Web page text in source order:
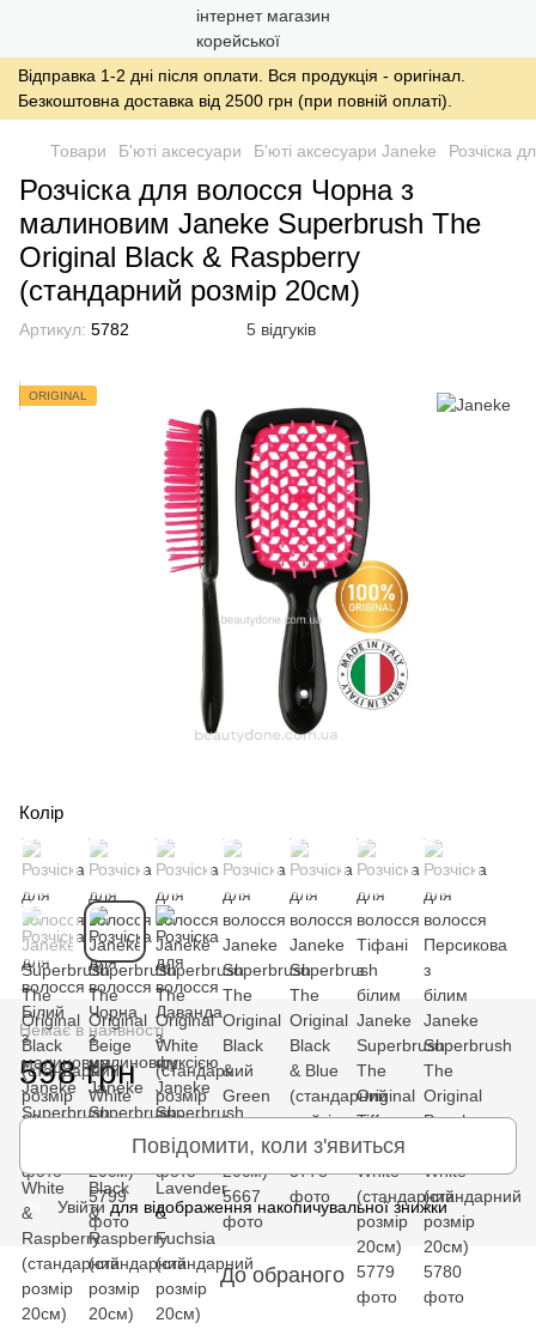
Відправка 1-2 дні після оплати. Вся продукція - оригінал.
Безкоштовна доставка від 2500 грн (при повній оплаті).
Товари Б'юті аксесуари Б'юті аксесуари Janeke Розчіска
Розчіска для волосся Чорна з
малиновим Janeke Superbrush The
Original Black & Raspberry
(стандарний розмір 20см)
Артикул: 5782 5 відгуків
ORIGINAL
Колір
Немає в наявності
598 грн
Повідомити, коли з'явиться
% Увійти для відображення накопичувальної знижки
До обраного